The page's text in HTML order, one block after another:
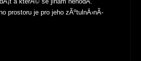
prostoru je pro jeho zÃºtulnÄ›nÃ­